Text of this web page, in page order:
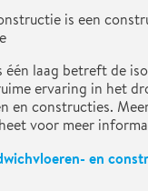
is een
één laag betreft de
ervaring in het
en constructies.
voor meer
en